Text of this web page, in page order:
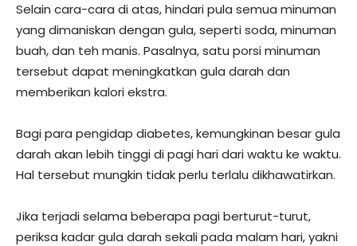
Selain cara-cara di atas, hindari pula semua minuman
yang dimaniskan dengan gula, seperti soda, minuman
buah, dan teh manis. Pasalnya, satu porsi minuman
tersebut dapat meningkatkan gula darah dan
memberikan kalori ekstra.
Bagi para pengidap diabetes, kemungkinan besar gula
darah akan lebih tinggi di pagi hari dari waktu ke waktu.
Hal tersebut mungkin tidak perlu terlalu dikhawatirkan.
Jika terjadi selama beberapa pagi berturut-turut,
periksa kadar gula darah sekali pada malam hari, yakni